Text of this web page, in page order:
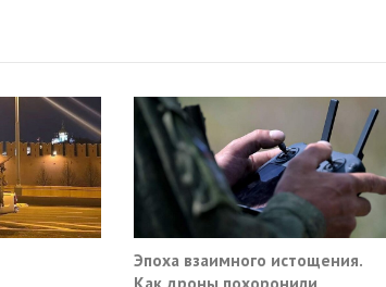
Эпоха взаимного истощения.